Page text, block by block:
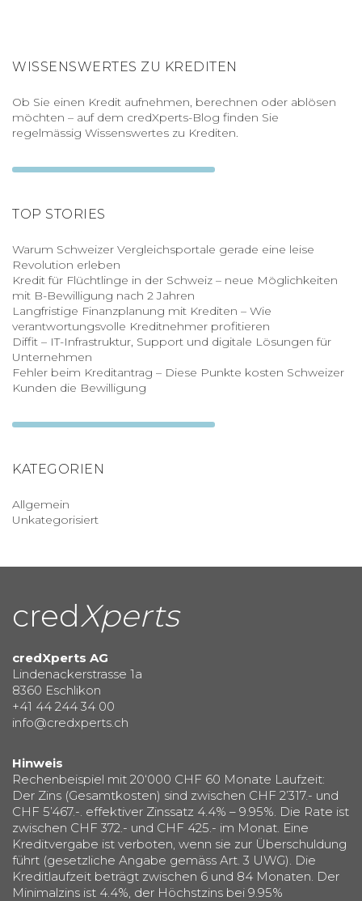
WISSENSWERTES ZU KREDITEN
Ob Sie einen Kredit aufnehmen, berechnen oder ablösen
möchten – auf dem credXperts-Blog finden Sie
regelmässig Wissenswertes zu Krediten.
TOP STORIES
Warum Schweizer Vergleichsportale gerade eine leise
Revolution erleben
Kredit für Flüchtlinge in der Schweiz – neue Möglichkeiten
mit B-Bewilligung nach 2 Jahren
Langfristige Finanzplanung mit Krediten – Wie
verantwortungsvolle Kreditnehmer profitieren
Diffit – IT-Infrastruktur, Support und digitale Lösungen für
Unternehmen
Fehler beim Kreditantrag – Diese Punkte kosten Schweizer
Kunden die Bewilligung
KATEGORIEN
Allgemein
Unkategorisiert
credXperts
credXperts AG
Lindenackerstrasse 1a
8360 Eschlikon
+41 44 244 34 00
info@credxperts.ch
Hinweis
Rechenbeispiel mit 20‘000 CHF 60 Monate Laufzeit:
Der Zins (Gesamtkosten) sind zwischen CHF 2’317.- und
CHF 5’467.-. effektiver Zinssatz 4.4% – 9.95%. Die Rate ist
zwischen CHF 372.- und CHF 425.- im Monat. Eine
Kreditvergabe ist verboten, wenn sie zur Überschuldung
führt (gesetzliche Angabe gemäss Art. 3 UWG). Die
Kreditlaufzeit beträgt zwischen 6 und 84 Monaten. Der
Minimalzins ist 4.4%, der Höchstzins bei 9.95%